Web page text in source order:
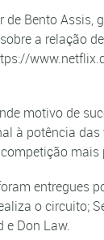
de Bento
a relação
motivo de
à potência
mais
entregues
o circuito;
e Don Law.